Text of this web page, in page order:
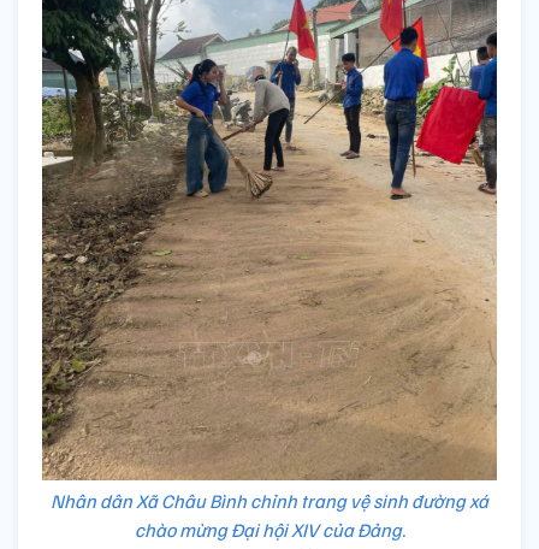
Nhân dân Xã Châu Bình chỉnh trang vệ sinh đường xá
chào mừng Đại hội XIV của Đảng.